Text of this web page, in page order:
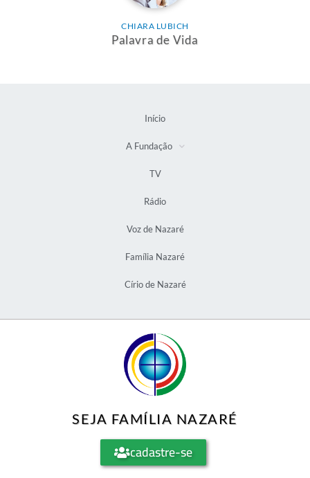
CHIARA LUBICH
Palavra de Vida
Início
A Fundação
TV
Rádio
Voz de Nazaré
Família Nazaré
Círio de Nazaré
SEJA FAMÍLIA NAZARÉ
cadastre-se